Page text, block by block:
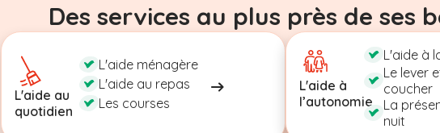
Des services au plus près de ses
L'aide au
quotidien
L'aide ménagère
L'aide au repas
Les courses
L'aide à
l’autonomie
L'aide à
Le lever
coucher
La
nuit